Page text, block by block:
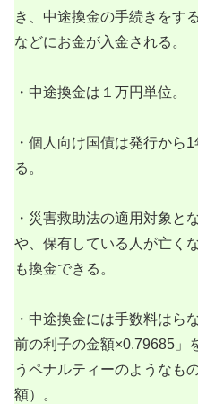
き、中途換金の手続きをす
などにお金が入金される。
・中途換金は１万円単位。
・個人向け国債は発行から
る。
・災害救助法の適用対象と
や、保有している人が亡く
も換金できる。
・中途換金には手数料はら
前の利子の金額×0.79685」
うペナルティーのようなも
額）。